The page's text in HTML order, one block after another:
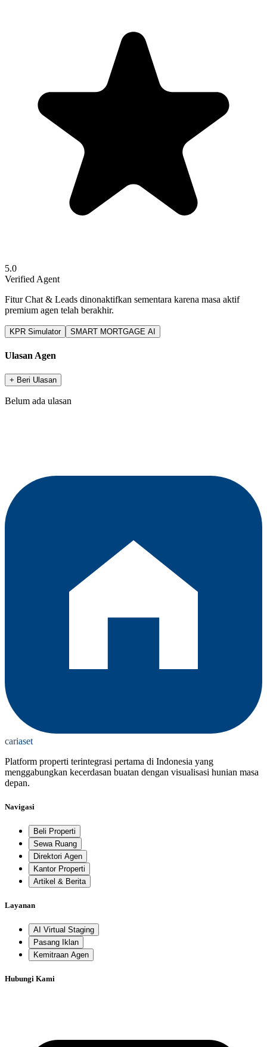
5.0
Verified Agent
Fitur Chat & Leads dinonaktifkan sementara karena masa aktif
premium agen telah berakhir.
KPR Simulator SMART MORTGAGE AI
Ulasan Agen
+ Beri Ulasan
Belum ada ulasan
cariaset
Platform properti terintegrasi pertama di Indonesia yang
menggabungkan kecerdasan buatan dengan visualisasi hunian masa
depan.
Navigasi
Beli Properti
Sewa Ruang
Direktori Agen
Kantor Properti
Artikel & Berita
Layanan
AI Virtual Staging
Pasang Iklan
Kemitraan Agen
Hubungi Kami